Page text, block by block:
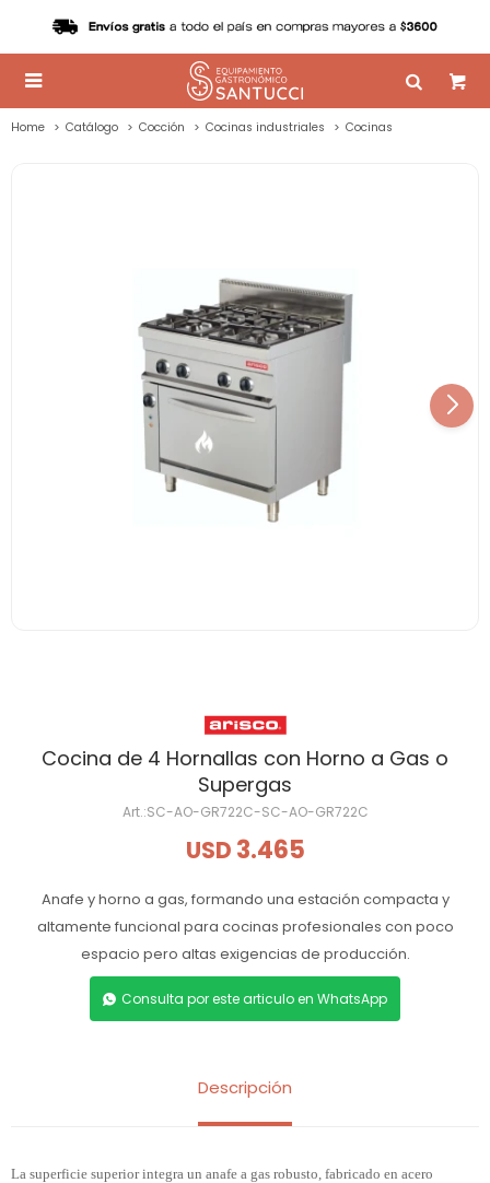

Home Catálogo Cocción Cocinas industriales Cocinas
Cocina de 4 Hornallas con Horno a Gas o
Supergas
SC-AO-GR722C-SC-AO-GR722C
USD 3.465
Anafe y horno a gas, formando una estación compacta y
altamente funcional para cocinas profesionales con poco
espacio pero altas exigencias de producción.
Consulta por este articulo en WhatsApp
Descripción
La superficie superior integra un anafe a gas robusto, fabricado en acero